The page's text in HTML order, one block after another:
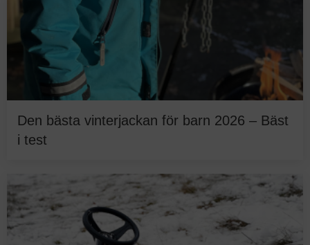
Den bästa vinterjackan för barn 2026 – Bäst
i test